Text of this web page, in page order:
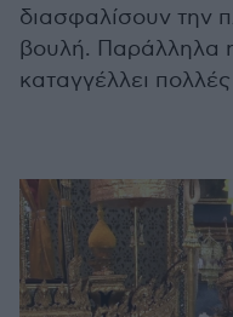
διασφαλίσουν την
βουλή. Παράλληλα
καταγγέλλει